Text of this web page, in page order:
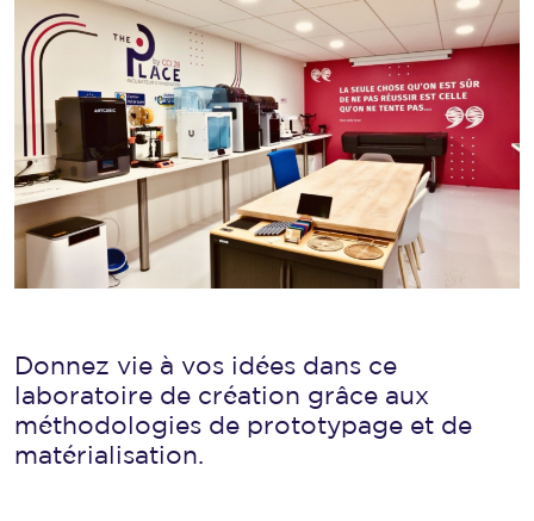
Donnez vie à vos idées dans ce
laboratoire de création grâce aux
méthodologies de prototypage et de
matérialisation.